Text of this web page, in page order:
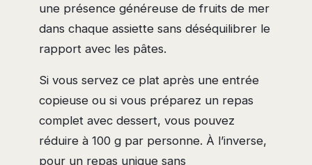
une présence généreuse de fruits de mer
dans chaque assiette sans déséquilibrer le
rapport avec les pâtes.
Si vous servez ce plat après une entrée
copieuse ou si vous préparez un repas
complet avec dessert, vous pouvez
réduire à 100 g par personne. À l’inverse,
pour un repas unique sans